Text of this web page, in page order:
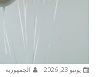
يونيو 23, 2026 الجمهورية